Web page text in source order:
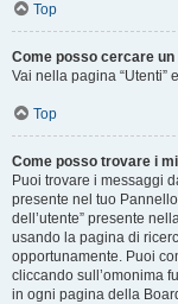
Top
Come posso cercare un
Vai nella pagina “Utenti”
Top
Come posso trovare i
Puoi trovare i messaggi
presente nel tuo
dell’utente” presente
usando la pagina di
opportunamente. Puoi
cliccando sull’omonima
in ogni pagina della